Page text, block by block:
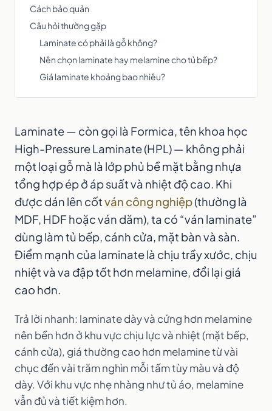
Cách bảo quản
Câu hỏi thường gặp
Laminate có phải là gỗ không?
Nên chọn laminate hay melamine cho tủ bếp?
Giá laminate khoảng bao nhiêu?
Laminate — còn gọi là Formica, tên khoa học
High-Pressure Laminate (HPL) — không phải
một loại gỗ mà là lớp phủ bề mặt bằng nhựa
tổng hợp ép ở áp suất và nhiệt độ cao. Khi
được dán lên cốtván công nghiệp(thường là
MDF, HDF hoặc ván dăm), ta có “ván laminate”
dùng làm tủ bếp, cánh cửa, mặt bàn và sàn.
Điểm mạnh của laminate là chịu trầy xước, chịu
nhiệt và va đập tốt hơn melamine, đổi lại giá
cao hơn.
Trả lời nhanh: laminate dày và cứng hơn melamine
nên bền hơn ở khu vực chịu lực và nhiệt (mặt bếp,
cánh cửa), giá thường cao hơn melamine từ vài
chục đến vài trăm nghìn mỗi tấm tùy màu và độ
dày. Với khu vực nhẹ nhàng như tủ áo, melamine
vẫn đủ và tiết kiệm hơn.